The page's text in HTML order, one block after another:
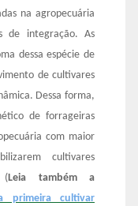
na agropecuária
de integração. As
dessa espécie de
de cultivares
Dessa forma,
de forrageiras
com maior
cultivares
(Leia também a
primeira cultivar